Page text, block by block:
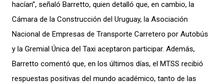
hacían”, señaló Barretto, quien detalló que, en cambio, la
Cámara de la Construcción del Uruguay, la Asociación
Nacional de Empresas de Transporte Carretero por Autobús
y la Gremial Única del Taxi aceptaron participar. Además,
Barretto comentó que, en los últimos días, el MTSS recibió
respuestas positivas del mundo académico, tanto de las